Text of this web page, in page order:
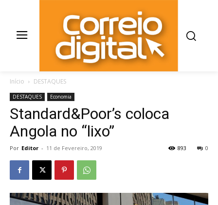
Início DESTAQUES
DESTAQUES Economia
Standard&Poor’s coloca
Angola no “lixo”
Por Editor - 11 de Fevereiro, 2019 0
893